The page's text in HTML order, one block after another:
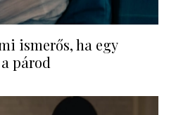
ismerős, ha egy
párod